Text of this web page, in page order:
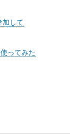
加して
ってみた